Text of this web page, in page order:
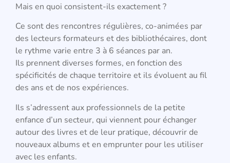
Mais en quoi consistent-ils exactement ?
Ce sont des rencontres régulières, co-animées par
des lecteurs formateurs et des bibliothécaires, dont
le rythme varie entre 3 à 6 séances par an.
Ils prennent diverses formes, en fonction des
spécificités de chaque territoire et ils évoluent au fil
des ans et de nos expériences.
Ils s’adressent aux professionnels de la petite
enfance d’un secteur, qui viennent pour échanger
autour des livres et de leur pratique, découvrir de
nouveaux albums et en emprunter pour les utiliser
avec les enfants.